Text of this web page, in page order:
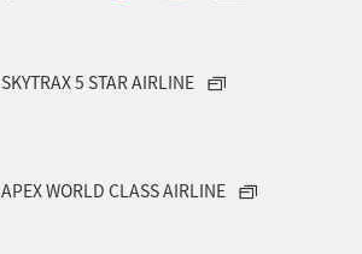
SKYTRAX 5 STAR AIRLINE
APEX WORLD CLASS AIRLINE